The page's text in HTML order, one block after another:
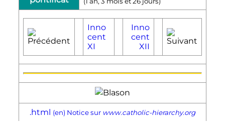
Inno
cent
XI
Inno
cent
XII
.html (en) Notice sur www.catholic-hierarchy.org